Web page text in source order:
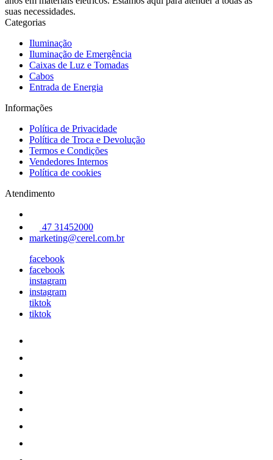
suas necessidades.
Categorias
Iluminação
Iluminação de Emergência
Caixas de Luz e Tomadas
Cabos
Entrada de Energia
Informações
Política de Privacidade
Política de Troca e Devolução
Termos e Condições
Vendedores Internos
Política de cookies
Atendimento
47 31452000
marketing@cerel.com.br
facebook
facebook
instagram
instagram
tiktok
tiktok